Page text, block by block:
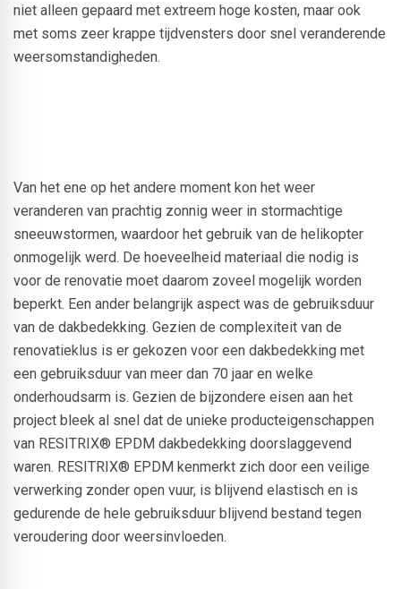
niet alleen gepaard met extreem hoge kosten, maar ook
met soms zeer krappe tijdvensters door snel veranderende
weersomstandigheden.
Van het ene op het andere moment kon het weer
veranderen van prachtig zonnig weer in stormachtige
sneeuwstormen, waardoor het gebruik van de helikopter
onmogelijk werd. De hoeveelheid materiaal die nodig is
voor de renovatie moet daarom zoveel mogelijk worden
beperkt. Een ander belangrijk aspect was de gebruiksduur
van de dakbedekking. Gezien de complexiteit van de
renovatieklus is er gekozen voor een dakbedekking met
een gebruiksduur van meer dan 70 jaar en welke
onderhoudsarm is. Gezien de bijzondere eisen aan het
project bleek al snel dat de unieke producteigenschappen
van RESITRIX® EPDM dakbedekking doorslaggevend
waren. RESITRIX® EPDM kenmerkt zich door een veilige
verwerking zonder open vuur, is blijvend elastisch en is
gedurende de hele gebruiksduur blijvend bestand tegen
veroudering door weersinvloeden.